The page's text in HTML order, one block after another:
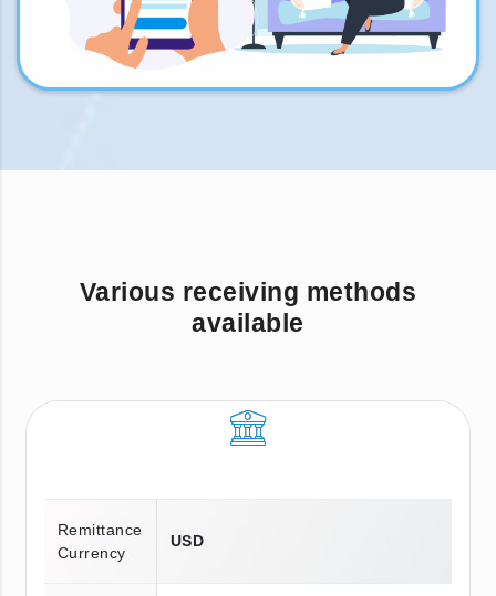
Various receiving methods
available
Remittance
Currency
USD